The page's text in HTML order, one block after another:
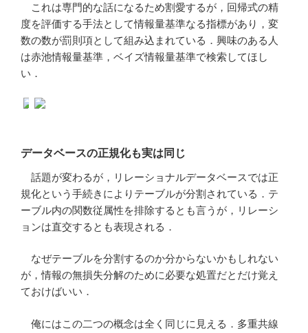
これは専門的な話になるため割愛するが，回帰式の精
度を評価する手法として情報量基準なる指標があり，変
数の数が罰則項として組み込まれている．興味のある人
は赤池情報量基準，ベイズ情報量基準で検索してほし
い．
データベースの正規化も実は同じ
話題が変わるが，リレーショナルデータベースでは正
規化という手続きによりテーブルが分割されている．テ
ーブル内の関数従属性を排除するとも言うが，リレーシ
ョンは直交するとも表現される．
なぜテーブルを分割するのか分からないかもしれない
が，情報の無損失分解のために必要な処置だとだけ覚え
ておけばいい．
俺にはこの二つの概念は全く同じに見える．多重共線